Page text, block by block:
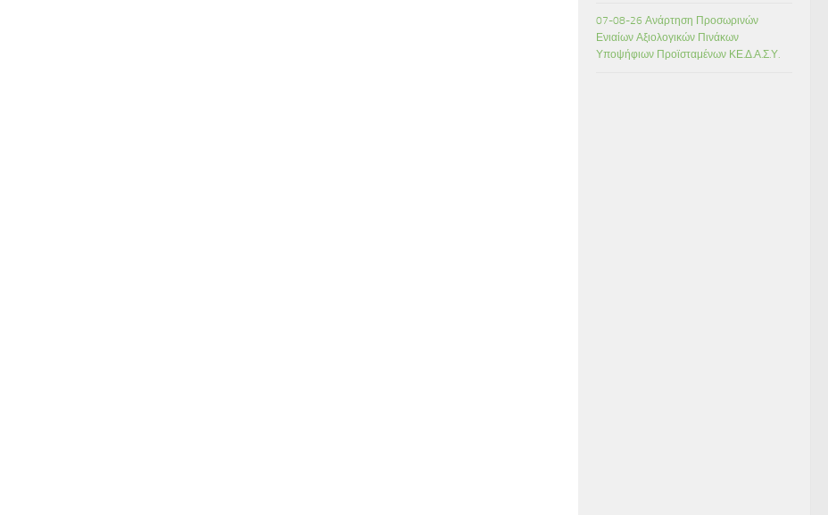
07-08-26 Ανάρτηση Προσωρινών
Ενιαίων Αξιολογικών Πινάκων
Υποψήφιων Προϊσταμένων ΚΕ.Δ.Α.Σ.Υ.